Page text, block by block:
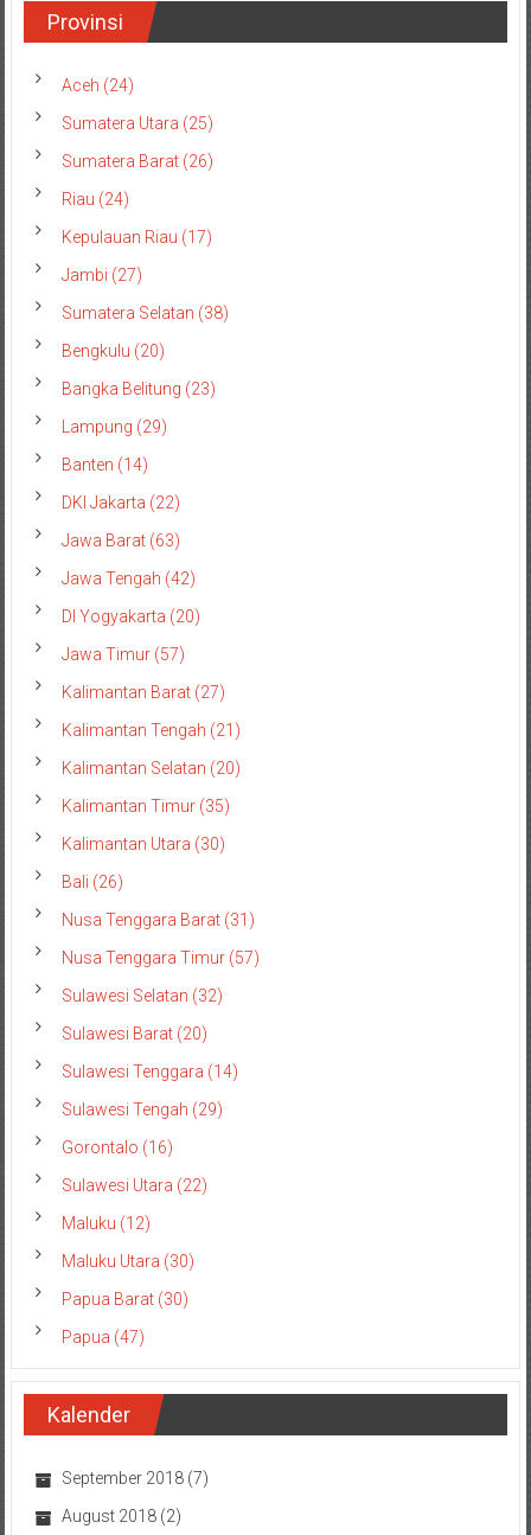
Provinsi
Aceh (24)
Sumatera Utara (25)
Sumatera Barat (26)
Riau (24)
Kepulauan Riau (17)
Jambi (27)
Sumatera Selatan (38)
Bengkulu (20)
Bangka Belitung (23)
Lampung (29)
Banten (14)
DKI Jakarta (22)
Jawa Barat (63)
Jawa Tengah (42)
DI Yogyakarta (20)
Jawa Timur (57)
Kalimantan Barat (27)
Kalimantan Tengah (21)
Kalimantan Selatan (20)
Kalimantan Timur (35)
Kalimantan Utara (30)
Bali (26)
Nusa Tenggara Barat (31)
Nusa Tenggara Timur (57)
Sulawesi Selatan (32)
Sulawesi Barat (20)
Sulawesi Tenggara (14)
Sulawesi Tengah (29)
Gorontalo (16)
Sulawesi Utara (22)
Maluku (12)
Maluku Utara (30)
Papua Barat (30)
Papua (47)
Kalender
September 2018(7)
August 2018(2)